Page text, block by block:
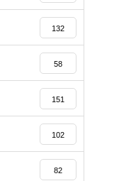
132
58
151
102
82